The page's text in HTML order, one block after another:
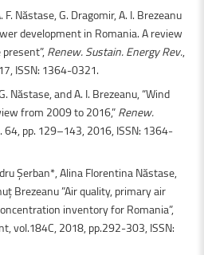
Năstase, G. Dragomir, A. I. Brezeanu
development in Romania. A review
Renew. Sustain. Energy Rev.,
ISSN: 1364-0321.
Năstase, and A. I. Brezeanu, “Wind
from 2009 to 2016,”Renew.
64, pp. 129–143, 2016, ISSN: 1364-
Șerban*, Alina Florentina Năstase,
Brezeanu ”Air quality, primary air
inventory for Romania”,
vol.184C, 2018, pp.292-303, ISSN: